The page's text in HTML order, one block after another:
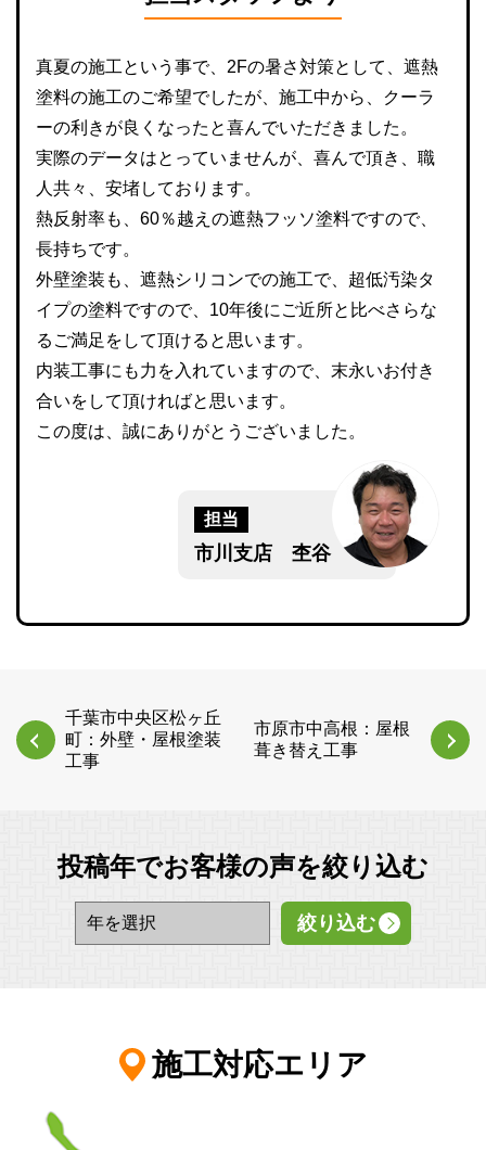
真夏の施工という事で、2Fの暑さ対策として、遮熱
塗料の施工のご希望でしたが、施工中から、クーラ
ーの利きが良くなったと喜んでいただきました。
実際のデータはとっていませんが、喜んで頂き、職
人共々、安堵しております。
熱反射率も、60％越えの遮熱フッソ塗料ですので、
長持ちです。
外壁塗装も、遮熱シリコンでの施工で、超低汚染タ
イプの塗料ですので、10年後にご近所と比べさらな
るご満足をして頂けると思います。
内装工事にも力を入れていますので、末永いお付き
合いをして頂ければと思います。
この度は、誠にありがとうございました。
担当
市川支店 杢谷
千葉市中央区松ヶ丘
町：外壁・屋根塗装
工事
市原市中高根：屋根
葺き替え工事
投稿年でお客様の声を絞り込む
施工対応エリア